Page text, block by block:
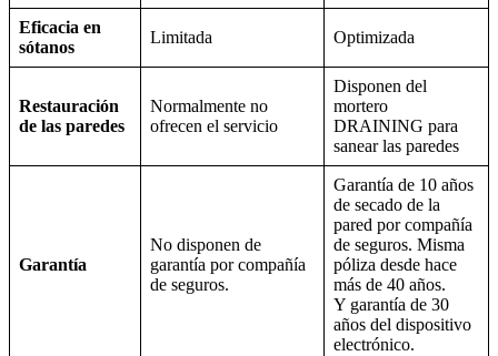
Eficacia en
sótanos
Limitada Optimizada
Restauración
de las paredes
Normalmente no
ofrecen el servicio
Disponen del
mortero
DRAINING para
sanear las paredes
Garantía
No disponen de
garantía por compañía
de seguros.
Garantía de 10 años
de secado de la
pared por compañía
de seguros. Misma
póliza desde hace
más de 40 años.
Y garantía de 30
años del dispositivo
electrónico.